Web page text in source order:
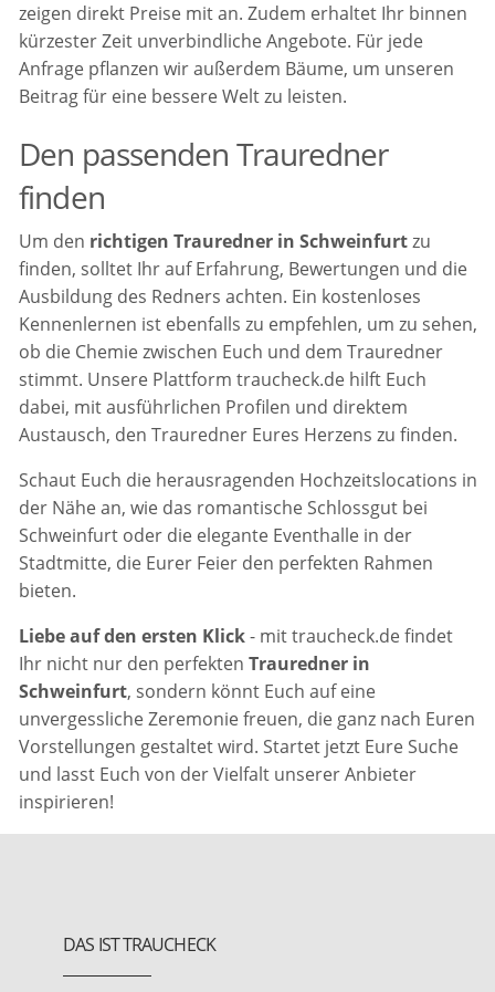
zeigen direkt Preise mit an. Zudem erhaltet Ihr binnen
kürzester Zeit unverbindliche Angebote. Für jede
Anfrage pflanzen wir außerdem Bäume, um unseren
Beitrag für eine bessere Welt zu leisten.
Den passenden Trauredner
finden
Um den richtigen Trauredner in Schweinfurtzu
finden, solltet Ihr auf Erfahrung, Bewertungen und die
Ausbildung des Redners achten. Ein kostenloses
Kennenlernen ist ebenfalls zu empfehlen, um zu sehen,
ob die Chemie zwischen Euch und dem Trauredner
stimmt. Unsere Plattform traucheck.de hilft Euch
dabei, mit ausführlichen Profilen und direktem
Austausch, den Trauredner Eures Herzens zu finden.
Schaut Euch die herausragenden Hochzeitslocations in
der Nähe an, wie das romantische Schlossgut bei
Schweinfurt oder die elegante Eventhalle in der
Stadtmitte, die Eurer Feier den perfekten Rahmen
bieten.
Liebe auf den ersten Klick- mit traucheck.de findet
Ihr nicht nur den perfektenTrauredner in
Schweinfurt, sondern könnt Euch auf eine
unvergessliche Zeremonie freuen, die ganz nach Euren
Vorstellungen gestaltet wird. Startet jetzt Eure Suche
und lasst Euch von der Vielfalt unserer Anbieter
inspirieren!
DAS IST TRAUCHECK